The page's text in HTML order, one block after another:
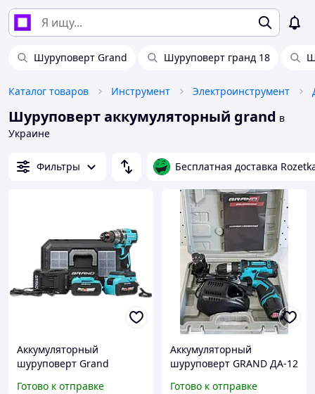
Шуруповерт Grand Шуруповерт гранд 18
Каталог товаров Инструмент Электроинструмент
Шуруповерт аккумуляторный grand в
Украине
Фильтры Бесплатная доставка
Аккумуляторный
шуруповерт Grand
Готово к отправке
Аккумуляторный
шуруповерт GRAND ДА-12
Готово к отправке